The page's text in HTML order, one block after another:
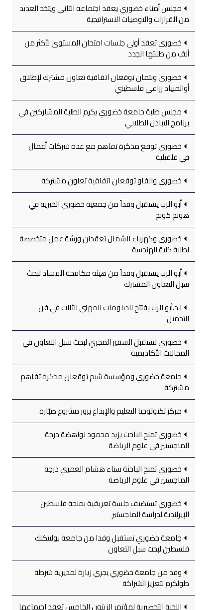
مجلس أمناء خضوري يعقد اجتماعه الثاني ويتخذ العديد
من القرارات والتوصيات الاستراتيجية
خضوري تعقد أولى جلسات امتحان المستوى لأكثر من
ألف من طلبتها الجدد
خضوري وبتمان توقعان اتفاقية تعاون مشترك لإطلاق
أوالمبياد زراعي فلسطيني
مجلس طلبة جامعة خضوري يكرم الطلبة المشاركين في
برنامج التبادل الطلابي
خضوري توقع مذكرة تفاهم مع عدة شركات أعمال
في قلقيلية
خضوري والفاو توقعان اتفاقية تعاون مشتركة
أبو الرب يستقبل وفداً من جمعية خضوري الخيرية في
هونج كونج
خضوري وكهرباء الشمال تعقدان ورشة عمل متخصصة
لطلبة كلية الهندسة
أبو الرب يستقبل وفداً من هيئة مكافحة الفساد لبحث
سبل التعاون المشترك
ا.د.أبو الرب يفتتح الدبلومات المهني الثالث في فن
التجميل
خضوري تستقبل السفير المجري لبحث سبل التعاون في
المجالات الأكاديمية
جامعة خضوري ومؤسسة شيم توقعان مذكرة تفاهم
مشتركة
مركز تكنولوجيا التعليم والإبداع يزور مشروع صبّارة
خضوري تمنح الباحث يزيد محمود نواهضة درجة
الماجستير في علوم الرياضة
خضوري تمنح الباحثة سناء هشام العمري درجة
الماجستير في علوم الرياضة
خضوري تستضيف جلسة تعريفية بمنحة فلسطين
الإيرلندية لدراسة الماجستير
جامعة خضوري تستقبل وفدا من جامعة بوليتكنك
فلسطين لبحث سبل التعاون
وفد من جامعة خضوري يجري زيارة لمديرية شرطة
طولكرم لتعزيز الشراكة
اللجنة التحضيرية لمؤتمر الزيتون الخامس تعقد اجتماعها